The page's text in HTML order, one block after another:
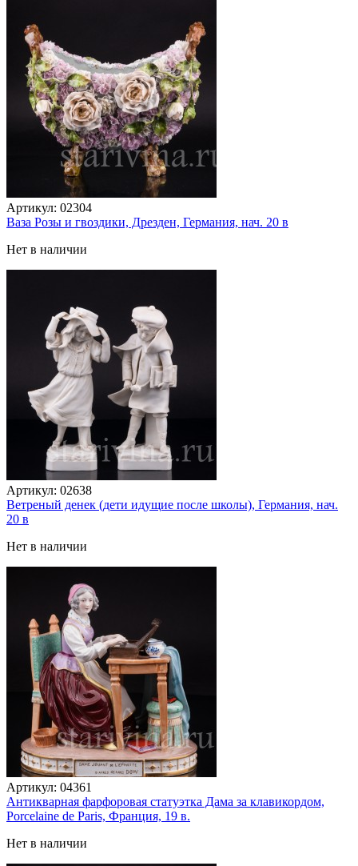
Артикул: 02304
Ваза Розы и гвоздики, Дрезден, Германия, нач. 20 в
Нет в наличии
Артикул: 02638
Ветреный денек (дети идущие после школы), Германия, нач.
20 в
Нет в наличии
Артикул: 04361
Антикварная фарфоровая статуэтка Дама за клавикордом,
Porcelaine de Paris, Франция, 19 в.
Нет в наличии